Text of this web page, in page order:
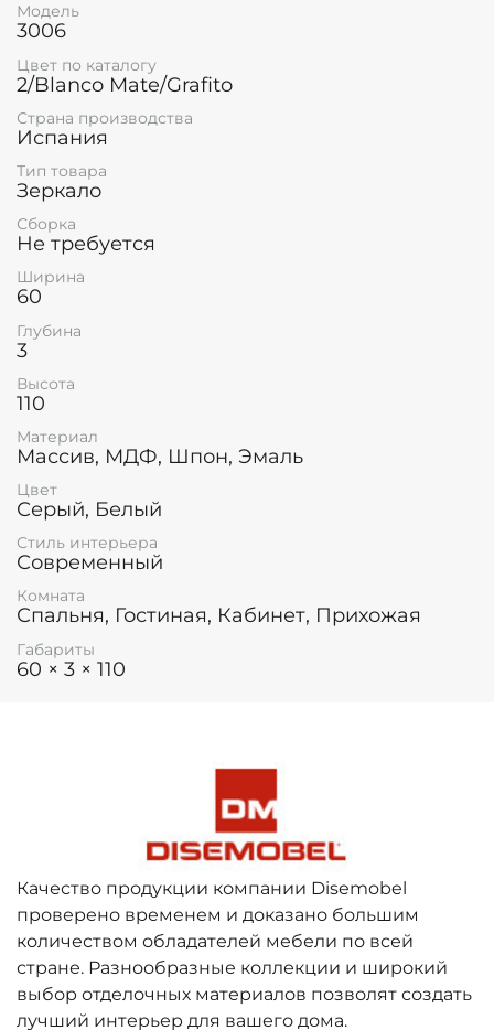
Модель
3006
Цвет по каталогу
2/Blanco Mate/Grafito
Страна производства
Испания
Тип товара
Зеркало
Сборка
Не требуется
Ширина
60
Глубина
3
Высота
110
Материал
Массив, МДФ, Шпон, Эмаль
Цвет
Серый, Белый
Стиль интерьера
Современный
Комната
Спальня, Гостиная, Кабинет, Прихожая
Габариты
60 × 3 × 110
Качество продукции компании Disemobel
проверено временем и доказано большим
количеством обладателей мебели по всей
стране. Разнообразные коллекции и широкий
выбор отделочных материалов позволят создать
лучший интерьер для вашего дома.